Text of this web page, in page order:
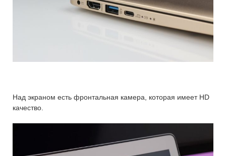
Над экраном есть фронтальная камера, которая имеет HD
качество.